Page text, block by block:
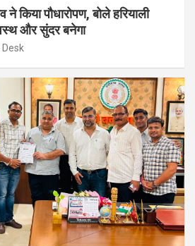
किया पौधारोपण, बोले हरियाली
और सुंदर बनेगा
Desk